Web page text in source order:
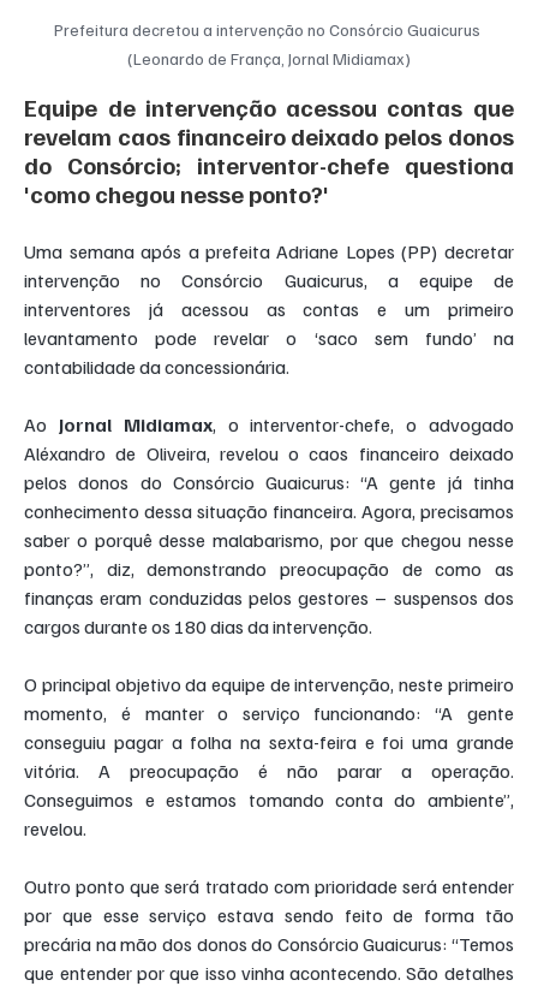
Prefeitura decretou a intervenção no Consórcio Guaicurus
(Leonardo de França, Jornal Midiamax)
Equipe de intervenção acessou contas que
revelam caos financeiro deixado pelos donos
do Consórcio; interventor-chefe questiona
'como chegou nesse ponto?'
Uma semana após a prefeita Adriane Lopes (PP) decretar
intervenção no Consórcio Guaicurus, a equipe de
interventores já acessou as contas e um primeiro
levantamento pode revelar o ‘saco sem fundo’ na
contabilidade da concessionária.
Ao Jornal Midiamax, o interventor-chefe, o advogado
Aléxandro de Oliveira, revelou o caos financeiro deixado
pelos donos do Consórcio Guaicurus: “A gente já tinha
conhecimento dessa situação financeira. Agora, precisamos
saber o porquê desse malabarismo, por que chegou nesse
ponto?”, diz, demonstrando preocupação de como as
finanças eram conduzidas pelos gestores – suspensos dos
cargos durante os 180 dias da intervenção.
O principal objetivo da equipe de intervenção, neste primeiro
momento, é manter o serviço funcionando: “A gente
conseguiu pagar a folha na sexta-feira e foi uma grande
vitória. A preocupação é não parar a operação.
Conseguimos e estamos tomando conta do ambiente”,
revelou.
Outro ponto que será tratado com prioridade será entender
por que esse serviço estava sendo feito de forma tão
precária na mão dos donos do Consórcio Guaicurus: “Temos
que entender por que isso vinha acontecendo. São detalhes